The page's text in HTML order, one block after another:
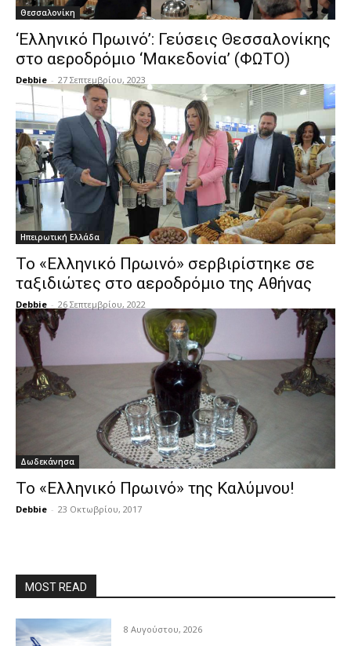
Θεσσαλονίκη
‘Ελληνικό Πρωινό’: Γεύσεις Θεσσαλονίκης
στο αεροδρόμιο ‘Μακεδονία’ (ΦΩΤΟ)
Debbie - 27 Σεπτεμβρίου, 2023
Ηπειρωτική Ελλάδα
Το «Ελληνικό Πρωινό» σερβιρίστηκε σε
ταξιδιώτες στο αεροδρόμιο της Αθήνας
Debbie - 26 Σεπτεμβρίου, 2022
Δωδεκάνησα
Το «Ελληνικό Πρωινό» της Καλύμνου!
Debbie - 23 Οκτωβρίου, 2017
MOST READ
8 Αυγούστου, 2026